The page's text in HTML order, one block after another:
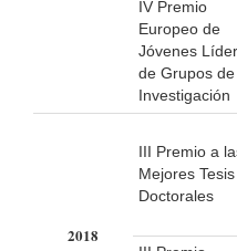
IV Premio
Europeo de
Jóvenes
de Grupos de
Investigación
2018
III Premio a
Mejores Tesis
Doctorales